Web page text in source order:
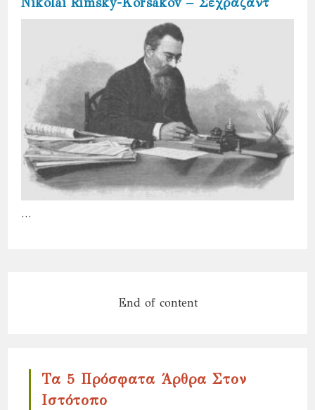
…
End of content
Τα 5 Πρόσφατα Άρθρα Στον
Ιστότοπο